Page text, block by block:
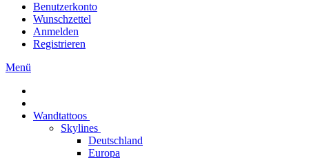
Benutzerkonto
Wunschzettel
Anmelden
Registrieren
Menü
Wandtattoos
Skylines
Deutschland
Europa